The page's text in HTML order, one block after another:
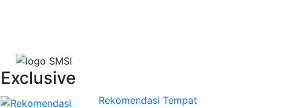
Exclusive
Rekomendasi Tempat